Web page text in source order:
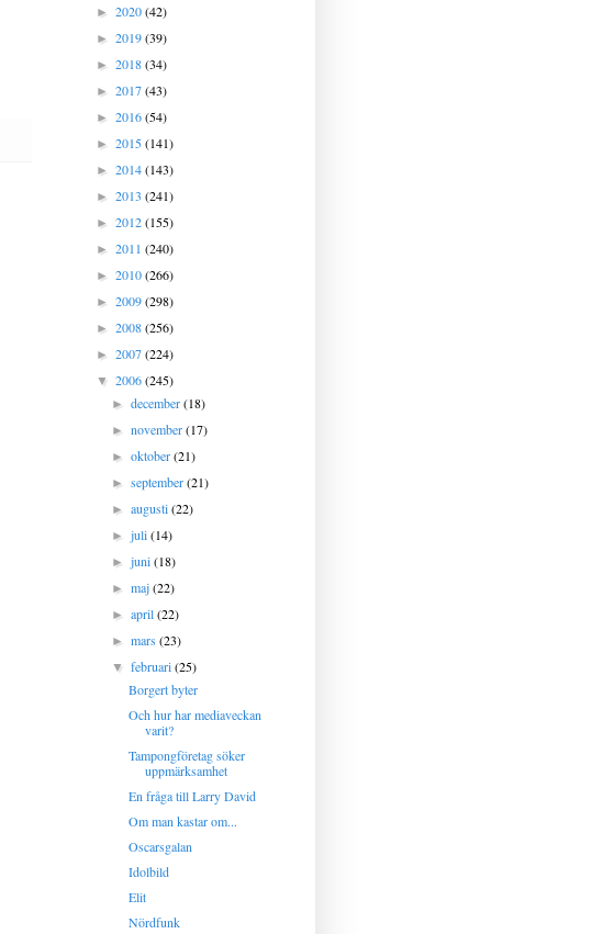
► 2020(42)
► 2019(39)
► 2018(34)
► 2017(43)
► 2016(54)
► 2015(141)
► 2014(143)
► 2013 (241)
► 2012(155)
► 2011 (240)
► 2010(266)
► 2009(298)
► 2008(256)
► 2007(224)
▼ 2006(245)
►december(18)
►november(17)
►oktober(21)
►september(21)
►augusti(22)
►juli(14)
►juni(18)
►maj(22)
►april(22)
►mars(23)
▼februari(25)
Borgert byter
Och hur har mediaveckan
varit?
Tampongföretag söker
uppmärksamhet
En fråga till Larry David
Om man kastar om...
Oscarsgalan
Idolbild
Elit
Nördfunk